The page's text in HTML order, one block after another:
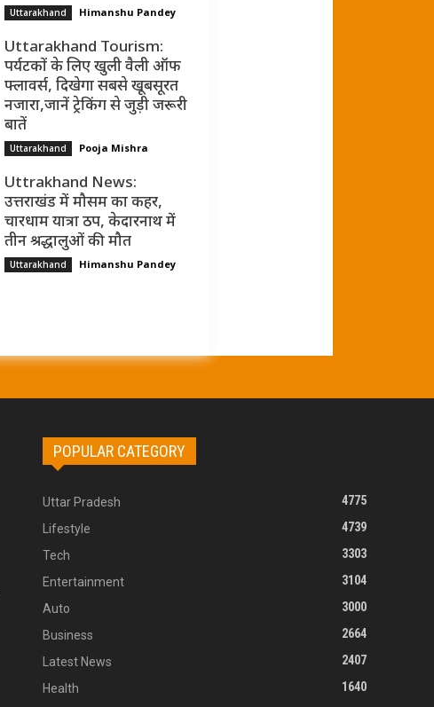
Uttarakhand Himanshu Pandey
Uttarakhand Tourism:
पर्यटकों के लिए खुली वैली ऑफ
फ्लावर्स, दिखेगा सबसे खूबसूरत
नजारा,जानें ट्रेकिंग से जुड़ी जरूरी
बातें
Uttarakhand Pooja Mishra
Uttrakhand News:
उत्तराखंड में मौसम का कहर,
चारधाम यात्रा ठप, केदारनाथ में
तीन श्रद्धालुओं की मौत
Uttarakhand Himanshu Pandey
POPULAR CATEGORY
Uttar Pradesh
4775
Lifestyle
4739
Tech
3303
Entertainment
3104
Auto
3000
Business
2664
Latest News
2407
Health
1640